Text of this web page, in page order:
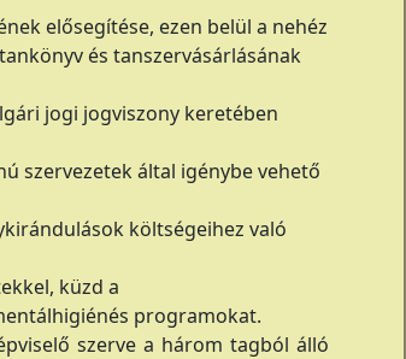
elősegítése, ezen belül a nehéz
és tanszervásárlásának
jogi jogviszony keretében
szervezetek által igénybe vehető
költségeihez való
küzd a
programokat.
szerve a három tagból álló